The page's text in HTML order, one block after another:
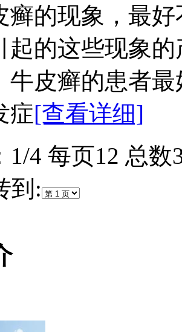
癣的现象，最
起的这些现象
牛皮癣的患者
症[查看详细]
1/4 每页12 总
: